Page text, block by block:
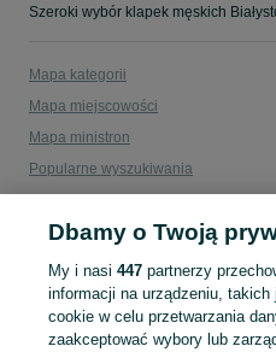
Mapa kategorii
Mapa miejscowości
Mapa ministron
Popularne wyszukiwania
Dbamy o Twoją
My i nasi447 partnerzy
informacji na urządzeniu,
cookie w celu przetwarzania
zaakceptować wybory lub